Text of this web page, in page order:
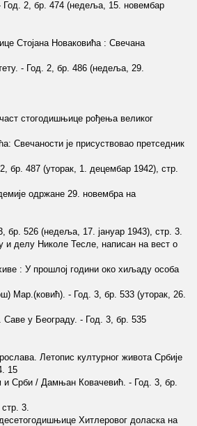
Год. 2, бр. 474 (недеља, 15. новембар
Стојана Новаковића : Свечана
- Год. 2, бр. 486 (недеља, 29.
стогодишњице рођења великог
Свечаности је присуствовао претседник
бр. 487 (уторак, 1. децембар 1942), стр.
одржане 29. новембра на
бр. 526 (недеља, 17. јануар 1943), стр. 3.
и делу Николе Тесле, написан на вест о
: У прошлој години око хиљаду особа
Мар.(ковић). - Год. 3, бр. 533 (уторак, 26.
у Београду. - Год. 3, бр. 535
Летопис културног живота Србије
15
и Срби / Дамњан Ковачевић. - Год. 3, бр.
стр. 3.
Хитлеровог доласка на